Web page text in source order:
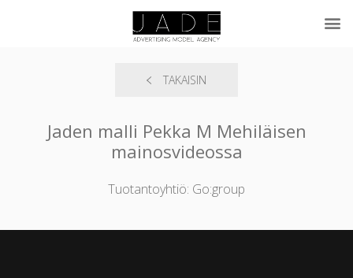
TAKAISIN
Jaden malli Pekka M Mehiläisen
mainosvideossa
Tuotantoyhtiö: Go:group